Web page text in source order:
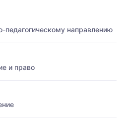
педагогическому направлению
и право